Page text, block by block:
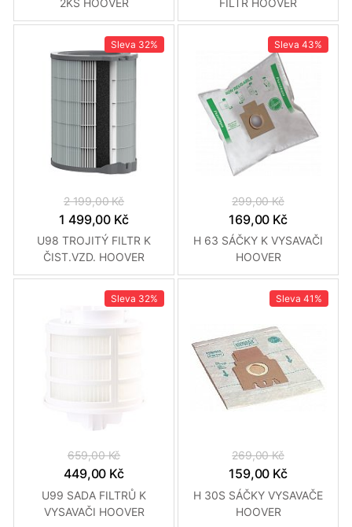
Sleva 32%
2 199,00 Kč
1 499,00 Kč
U98 TROJITÝ FILTR K
ČIST.VZD. HOOVER
Sleva 43%
299,00 Kč
169,00 Kč
H 63 SÁČKY K VYSAVAČI
HOOVER
Sleva 32%
659,00 Kč
449,00 Kč
U99 SADA FILTRŮ K
VYSAVAČI HOOVER
Sleva 41%
269,00 Kč
159,00 Kč
H 30S SÁČKY VYSAVAČE
HOOVER